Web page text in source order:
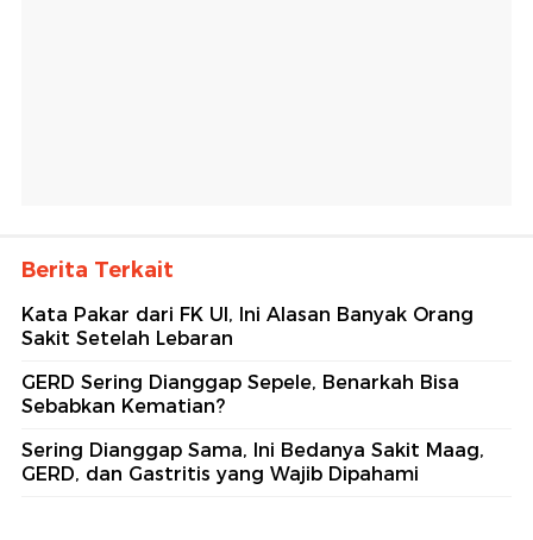
Berita Terkait
Kata Pakar dari FK UI, Ini Alasan Banyak Orang
Sakit Setelah Lebaran
GERD Sering Dianggap Sepele, Benarkah Bisa
Sebabkan Kematian?
Sering Dianggap Sama, Ini Bedanya Sakit Maag,
GERD, dan Gastritis yang Wajib Dipahami